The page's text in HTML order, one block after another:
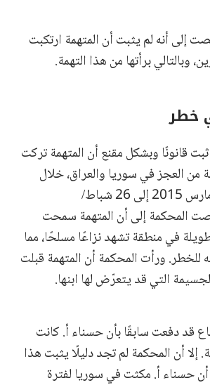
إلى أنه لم يثبت أن المتهمة ارتكبت
وبالتالي برأتها من هذا التهمة.
خطر
قانونًا وبشكل مقنع أن المتهمة تركت
من العجز في سوريا والعراق، خلال
الفترة من 11 آذار/مارس 2015 إلى 26 شباط/
وخلصت المحكمة إلى أن المتهمة سمحت
طويلة في منطقة تشهد نزاعًا مسلحًا، مما
ورأت المحكمة أن المتهمة قبلت
التي قد يتعرّض لها ابنها.
قد دفعت سابقًا بأن حسناء أ. كانت
إلا أن المحكمة لم تجد دليلًا يثبت هذا
أن حسناء أ. مكثت في سوريا لفترة